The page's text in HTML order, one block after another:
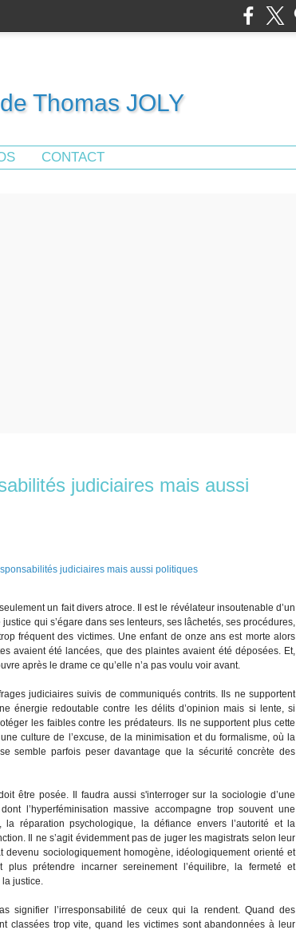
Thomas JOLY
CONTACT
judiciaires mais aussi
un fait divers atroce. Il est le révélateur insoutenable d’un
qui s’égare dans ses lenteurs, ses lâchetés, ses procédures,
fréquent des victimes. Une enfant de onze ans est morte alors
avaient été lancées, que des plaintes avaient été déposées. Et,
après le drame ce qu’elle n’a pas voulu voir avant.
judiciaires suivis de communiqués contrits. Ils ne supportent
énergie redoutable contre les délits d’opinion mais si lente, si
les faibles contre les prédateurs. Ils ne supportent plus cette
culture de l’excuse, de la minimisation et du formalisme, où la
semble parfois peser davantage que la sécurité concrète des
être posée. Il faudra aussi s'interroger sur la sociologie d’une
l’hyperféminisation massive accompagne trop souvent une
la réparation psychologique, la défiance envers l’autorité et la
Il ne s’agit évidemment pas de juger les magistrats selon leur
devenu sociologiquement homogène, idéologiquement orienté et
prétendre incarner sereinement l’équilibre, la fermeté et
la justice.
signifier l’irresponsabilité de ceux qui la rendent. Quand des
classées trop vite, quand les victimes sont abandonnées à leur